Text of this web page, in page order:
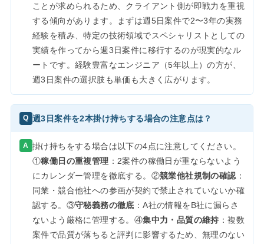
ことが求められるため、クライアント側が即戦力を重視
する傾向があります。まずは週5日案件で2〜3年の実務
経験を積み、特定の技術領域でスペシャリストとしての
実績を作ってから週3日案件に移行するのが現実的なル
ートです。経験豊富なエンジニア（5年以上）の方が、
週3日案件の選択肢も単価も大きく広がります。
Q 週3日案件を2本掛け持ちする場合の注意点は？
A 掛け持ちをする場合は以下の4点に注意してください。
①稼働日の重複管理 ：2案件の稼働日が重ならないよう
にカレンダー管理を徹底する。②競業他社規制の確認 ：
同業・競合他社への参画が契約で禁止されていないか確
認する。③守秘義務の徹底 ：A社の情報をB社に漏らさ
ないよう厳格に管理する。④集中力・品質の維持 ：複数
案件で品質が落ちると評判に影響するため、無理のない